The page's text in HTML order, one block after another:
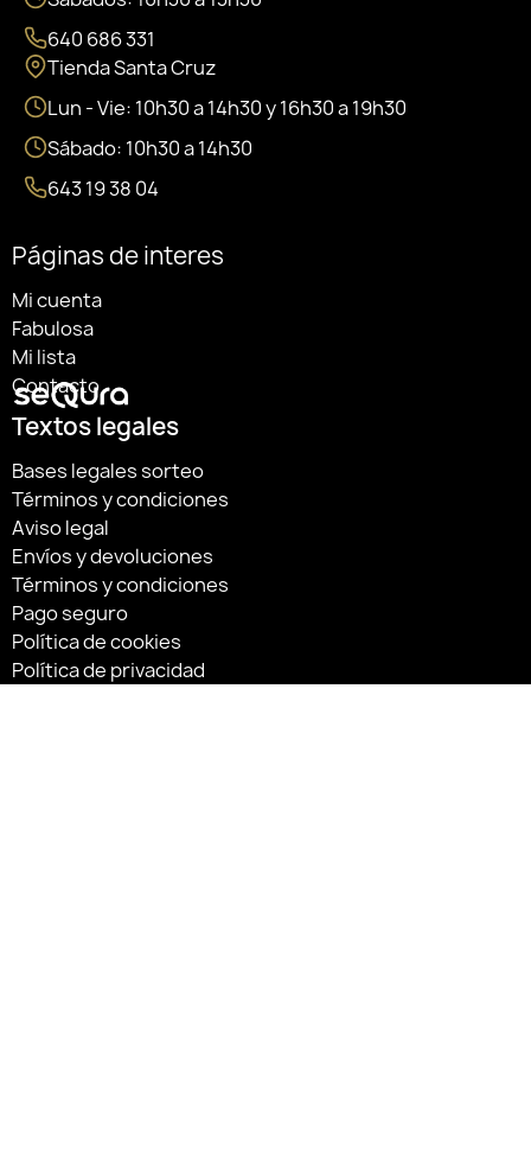
640 686 331
Tienda Santa Cruz
Lun - Vie: 10h30 a 14h30 y 16h30 a 19h30
Sábado: 10h30 a 14h30
643 19 38 04
Páginas de interes
Mi cuenta
Fabulosa
Mi lista
Contacto
Textos legales
Bases legales sorteo
Términos y condiciones
Aviso legal
Envíos y devoluciones
Términos y condiciones
Pago seguro
Política de cookies
Política de privacidad